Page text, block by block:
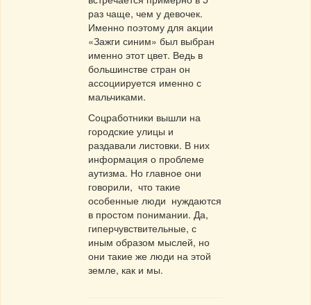
раз чаще, чем у девочек.
Именно поэтому для акции
«Зажги синим» был выбран
именно этот цвет. Ведь в
большинстве стран он
ассоциируется именно с
мальчиками.
Соцработники вышли на
городские улицы и
раздавали листовки. В них
информация о проблеме
аутизма. Но главное они
говорили, что такие
особенные люди нуждаются
в простом понимании. Да,
гиперчувствительные, с
иным образом мыслей, но
они такие же люди на этой
земле, как и мы.